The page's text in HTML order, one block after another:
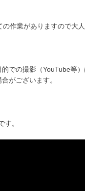
作業がありますので大
での撮影（YouTube等）
がございます。
。